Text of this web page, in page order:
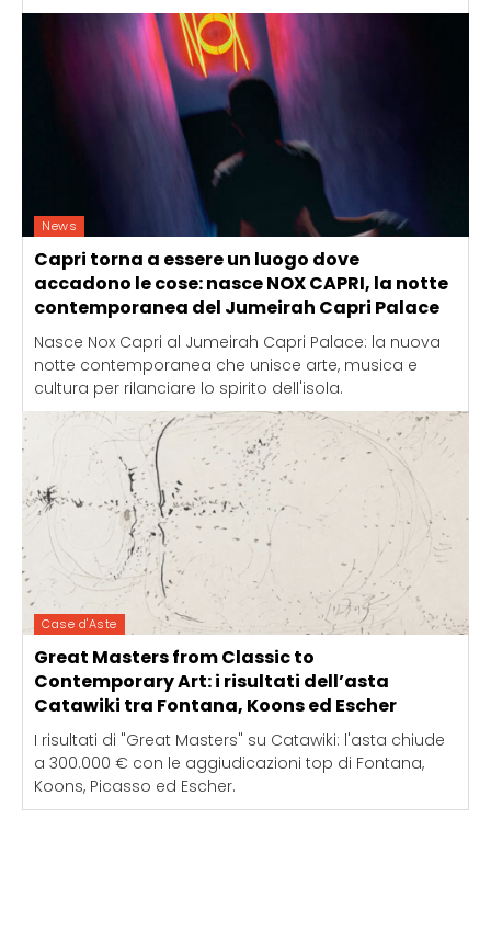
News
Capri torna a essere un luogo dove
accadono le cose: nasce NOX CAPRI, la notte
contemporanea del Jumeirah Capri Palace
Nasce Nox Capri al Jumeirah Capri Palace: la nuova
notte contemporanea che unisce arte, musica e
cultura per rilanciare lo spirito dell'isola.
Case d'Aste
Great Masters from Classic to
Contemporary Art: i risultati dell’asta
Catawiki tra Fontana, Koons ed Escher
I risultati di "Great Masters" su Catawiki: l'asta chiude
a 300.000 € con le aggiudicazioni top di Fontana,
Koons, Picasso ed Escher.